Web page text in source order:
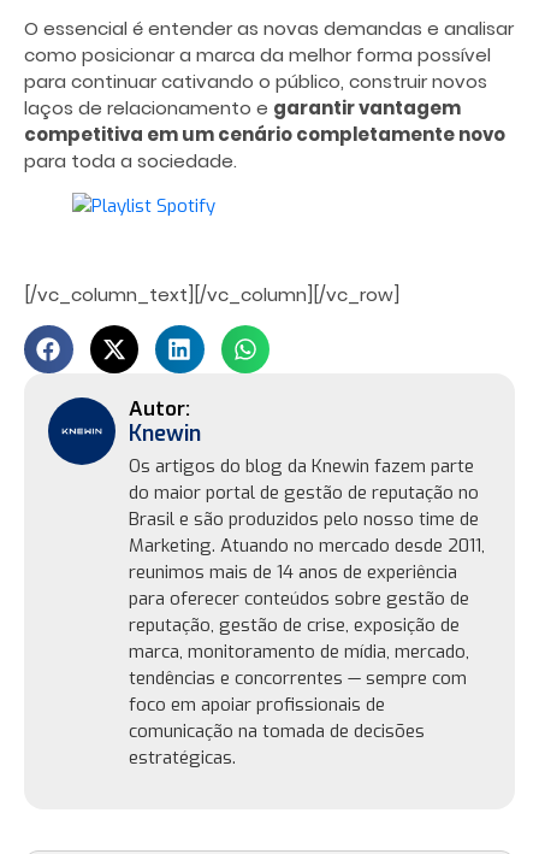
O essencial é entender as novas demandas e analisar
como posicionar a marca da melhor forma possível
para continuar cativando o público, construir novos
laços de relacionamento e garantir vantagem
competitiva em um cenário completamente novo
para toda a sociedade.
[/vc_column_text][/vc_column][/vc_row]
Knewin
Os artigos do blog da Knewin fazem parte
do maior portal de gestão de reputação no
Brasil e são produzidos pelo nosso time de
Marketing. Atuando no mercado desde 2011,
reunimos mais de 14 anos de experiência
para oferecer conteúdos sobre gestão de
reputação, gestão de crise, exposição de
marca, monitoramento de mídia, mercado,
tendências e concorrentes — sempre com
foco em apoiar profissionais de
comunicação na tomada de decisões
estratégicas.